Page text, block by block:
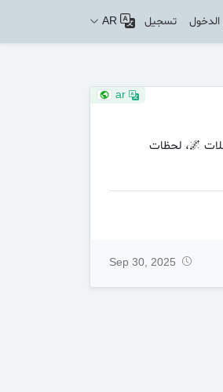
تسجيل
🌌، لحظات
Sep 30, 2025